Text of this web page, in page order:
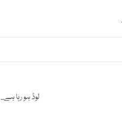
لوڈ ہو رہا ہے...